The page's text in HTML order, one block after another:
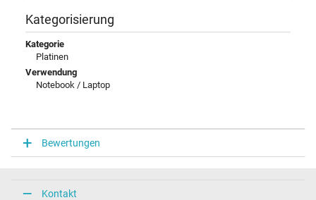
Kategorisierung
Kategorie
Platinen
Verwendung
Notebook / Laptop
Bewertungen
Kontakt